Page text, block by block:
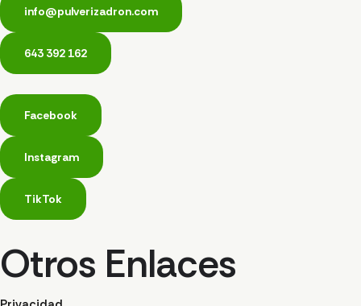
info@pulverizadron.com
643 392 162
Facebook
Instagram
TikTok
Otros Enlaces